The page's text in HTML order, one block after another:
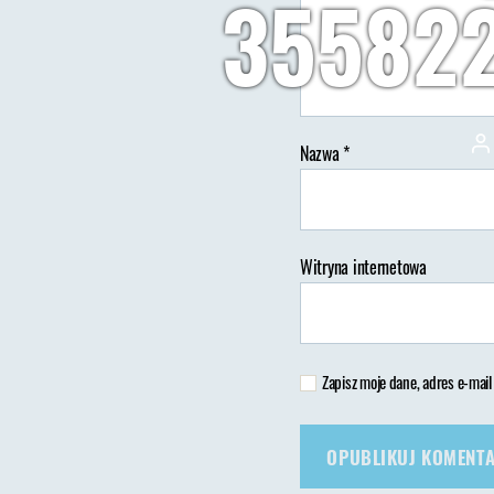
Nazwa*
Witryna internetowa
Zapisz moje dane, adres e-